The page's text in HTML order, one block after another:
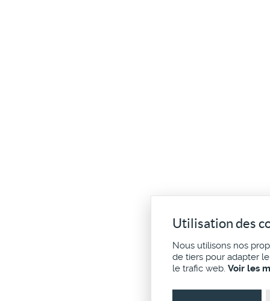
Utilisation des
Nous utilisons nos
de tiers pour adapter
le trafic web. Voir les